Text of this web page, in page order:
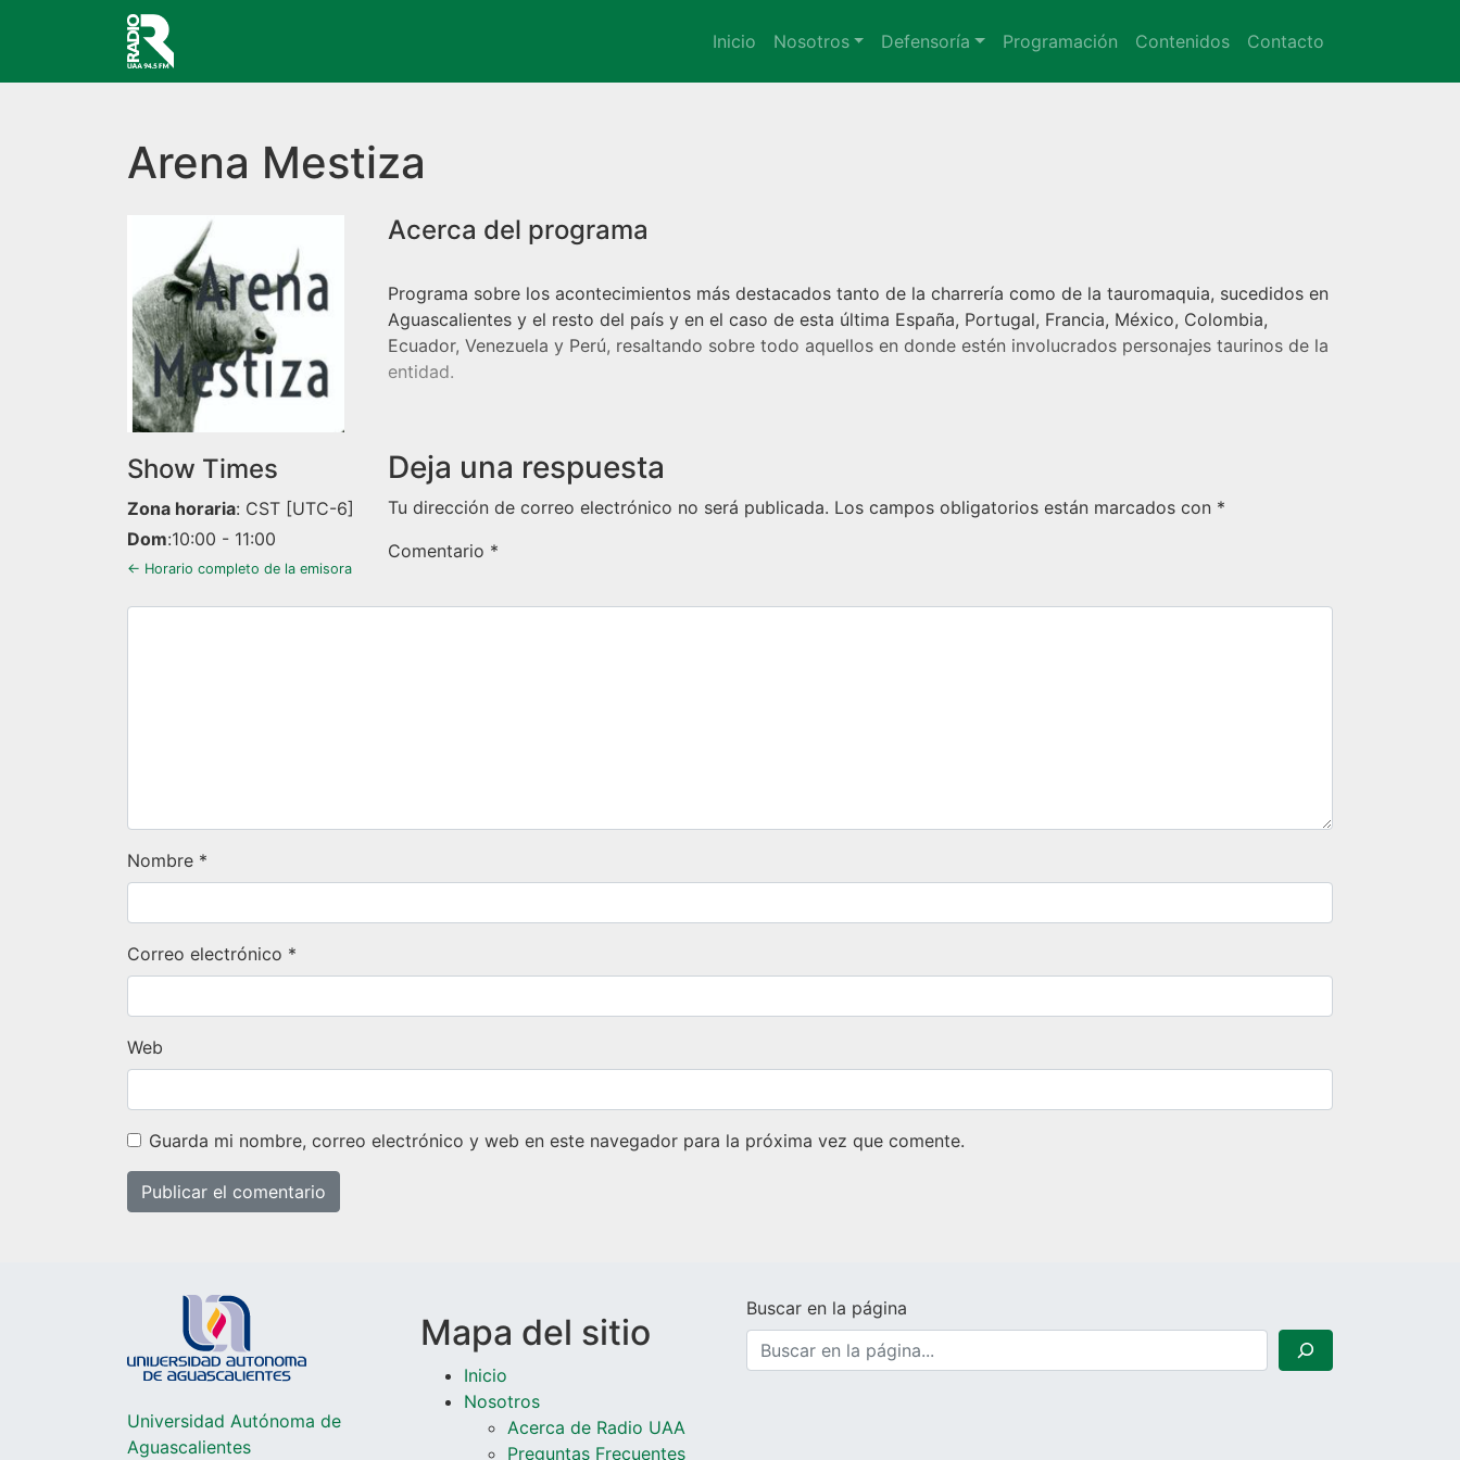
Navegación principal Inicio Nosotros Defensoría Programación Contenidos Contacto
Arena Mestiza
Show Times
Zona horaria: CST [UTC-6]
Dom:10:00 - 11:00
← Horario completo de la emisora
Programa sobre los acontecimientos más destacados tanto de la charrería como de la tauromaquia, sucedidos en
Aguascalientes y el resto del país y en el caso de esta última España, Portugal, Francia, México, Colombia,
Ecuador, Venezuela y Perú, resaltando sobre todo aquellos en donde estén involucrados personajes taurinos de la
entidad.
Deja una respuesta
Tu dirección de correo electrónico no será publicada. Los campos obligatorios están marcados con *
Comentario *
Nombre *
Correo electrónico *
Web
Guarda mi nombre, correo electrónico y web en este navegador para la próxima vez que comente.
Universidad Autónoma de
Aguascalientes
Mapa del sitio
Inicio
Nosotros
Acerca de Radio UAA
Preguntas Frecuentes
Buscar en la página